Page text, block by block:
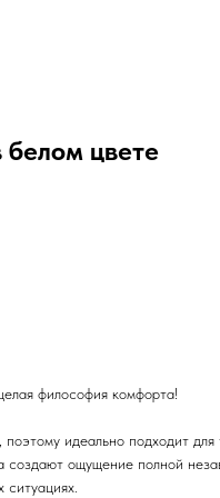
цвете
философия комфорта!
идеально подходит для
создают ощущение полной
ситуациях.